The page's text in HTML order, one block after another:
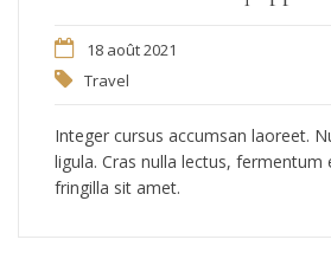
18 août 2021
Travel
Integer cursus accumsan laoreet.
ligula. Cras nulla lectus, fermentum
fringilla sit amet.